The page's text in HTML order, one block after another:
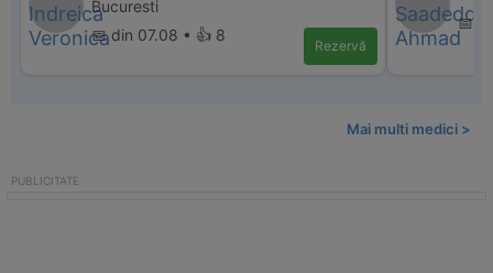
Bucuresti
📅 din 07.08 • 👍 8
Rezervă
📅
Mai multi medici >